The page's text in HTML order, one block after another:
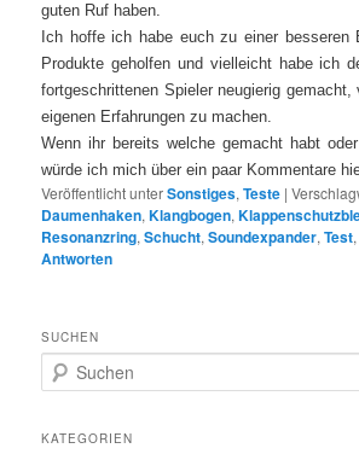
guten Ruf haben.
Ich hoffe ich habe euch zu einer besseren
Produkte geholfen und vielleicht habe ich
fortgeschrittenen Spieler neugierig
eigenen Erfahrungen zu machen.
Wenn ihr bereits welche gemacht habt
würde ich mich über ein paar Kommentare
Veröffentlicht unterSonstiges,Teste |
Daumenhaken,Klangbogen,
Resonanzring,Schucht,Soundexpander,Test
Antworten
SUCHEN
u
h
KATEGORIEN